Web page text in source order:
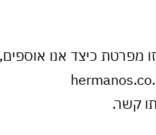
מפרטת כיצד אנו אוספים,
קשר.